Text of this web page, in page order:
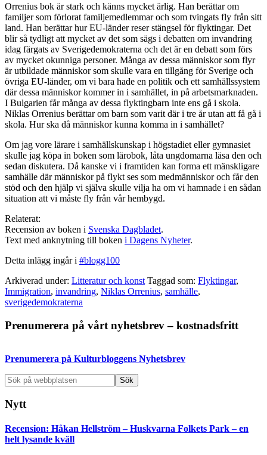
Orrenius bok är stark och känns mycket ärlig. Han berättar om
familjer som förlorat familjemedlemmar och som tvingats fly från sitt
land. Han berättar hur EU-länder reser stängsel för flyktingar. Det
blir så tydligt att mycket av det som sägs i debatten om invandring
idag färgats av Sverigedemokraterna och det är en debatt som förs
av mycket okunniga personer. Många av dessa människor som flyr
är utbildade människor som skulle vara en tillgång för Sverige och
övriga EU-länder, om vi bara hade en politik och ett samhällssystem
där dessa människor kommer in i samhället, in på arbetsmarknaden.
I Bulgarien får många av dessa flyktingbarn inte ens gå i skola.
Niklas Orrenius berättar om barn som varit där i tre år utan att få gå i
skola. Hur ska då människor kunna komma in i samhället?
Om jag vore lärare i samhällskunskap i högstadiet eller gymnasiet
skulle jag köpa in boken som lärobok, låta ungdomarna läsa den och
sedan diskutera. Då kanske vi i framtiden kan forma ett mänskligare
samhälle där människor på flykt ses som medmänniskor och får den
stöd och den hjälp vi själva skulle vilja ha om vi hamnade i en sådan
situation att vi måste fly från vår hembygd.
Relaterat:
Recension av boken i Svenska Dagbladet.
Text med anknytning till boken i Dagens Nyheter.
Detta inlägg ingår i #blogg100
Arkiverad under: Litteratur och konst Taggad som: Flyktingar,
Immigration, invandring, Niklas Orrenius, samhälle,
sverigedemokraterna
Primärt
Prenumerera på vårt nyhetsbrev – kostnadsfritt
Prenumerera på Kulturbloggens Nyhetsbrev
Sök
på
webbplatsen
Nytt
Recension: Håkan Hellström – Huskvarna Folkets Park – en
helt lysande kväll